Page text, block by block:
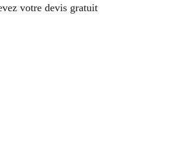
votre devis gratuit